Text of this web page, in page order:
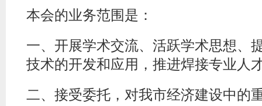
本会的业务范围是：
一、开展学术交流、活跃学术思想、
技术的开发和应用，推进焊接专业人
二、接受委托，对我市经济建设中的